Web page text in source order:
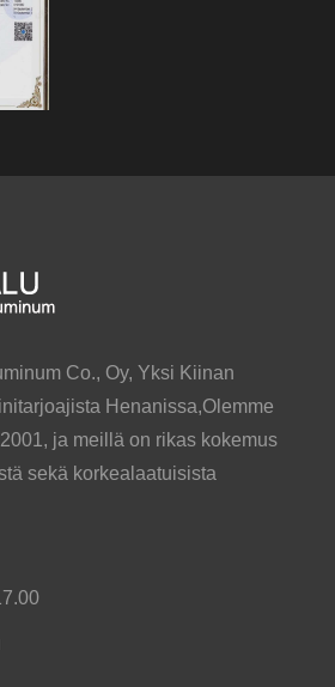
Co., Oy, Yksi Kiinan
Henanissa,Olemme
ja meillä on rikas kokemus
sekä korkealaatuisista